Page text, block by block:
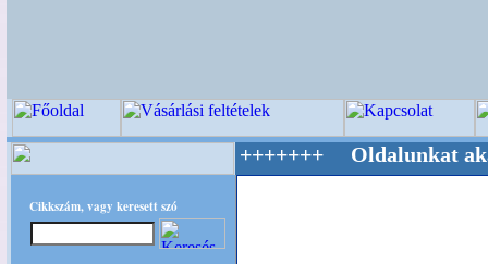
Cikkszám, vagy keresett szó
Mestere! +++++++ Oldalunkat